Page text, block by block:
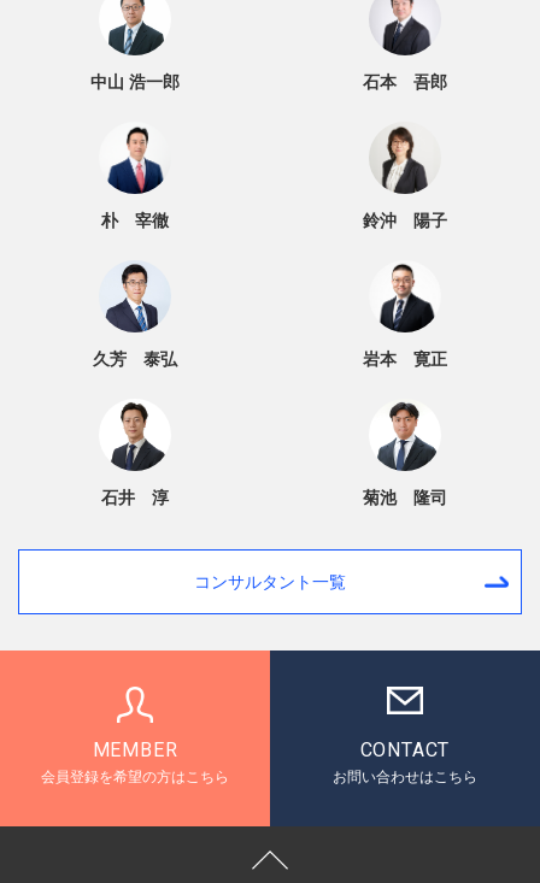
中山 浩一郎 石本 吾郎
朴 宰徹 鈴沖 陽子
久芳 泰弘 岩本 寛正
石井 淳 菊池 隆司
コンサルタント一覧
MEMBER
会員登録を希望の方はこちら
CONTACT
お問い合わせはこちら